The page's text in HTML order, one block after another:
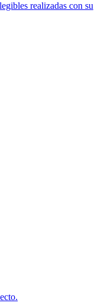
realizadas con su